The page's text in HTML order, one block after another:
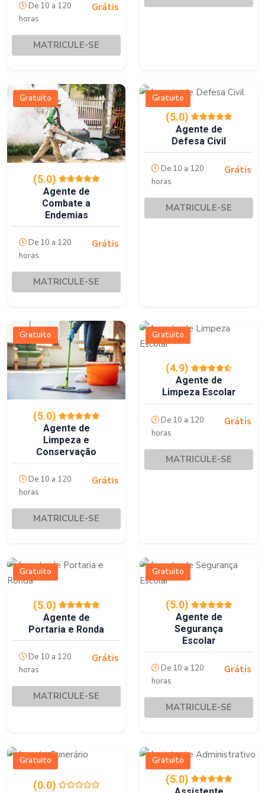
De 10 a 120
horas
Grátis
MATRICULE-SE
Gratuito
(5.0)
Agente de
Combate a
Endemias
De 10 a 120
horas
Grátis
MATRICULE-SE
Gratuito
(5.0)
Agente de
Defesa Civil
De 10 a 120
horas
Grátis
MATRICULE-SE
Gratuito
(5.0)
Agente de
Limpeza e
Conservação
De 10 a 120
horas
Grátis
MATRICULE-SE
Gratuito
(4.9)
Agente de
Limpeza Escolar
De 10 a 120
horas
Grátis
MATRICULE-SE
Gratuito
(5.0)
Agente de
Portaria e Ronda
De 10 a 120
horas
Grátis
MATRICULE-SE
Gratuito
(5.0)
Agente de
Segurança
Escolar
De 10 a 120
horas
Grátis
MATRICULE-SE
Gratuito
(0.0)
Gratuito
(5.0)